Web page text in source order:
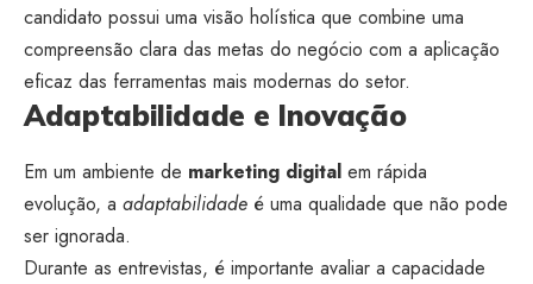
candidato possui uma visão holística que combine uma
compreensão clara das metas do negócio com a aplicação
eficaz das ferramentas mais modernas do setor.
Adaptabilidade e Inovação
Em um ambiente de marketing digital em rápida
evolução, a adaptabilidade é uma qualidade que não pode
ser ignorada.
Durante as entrevistas, é importante avaliar a capacidade